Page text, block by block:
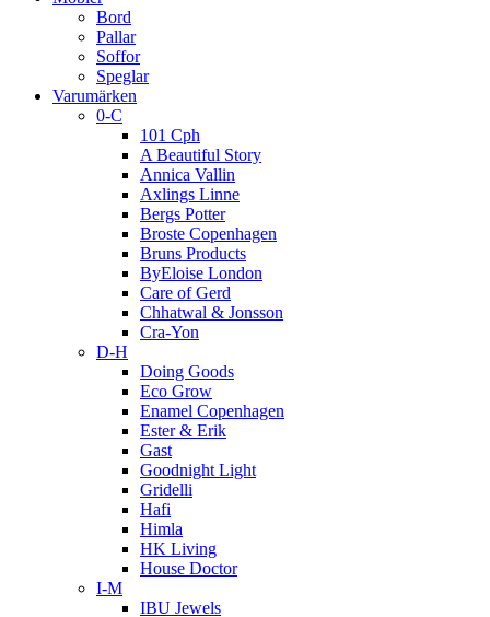
Bord
Pallar
Soffor
Speglar
Varumärken
0-C
101 Cph
A Beautiful Story
Annica Vallin
Axlings Linne
Bergs Potter
Broste Copenhagen
Bruns Products
ByEloise London
Care of Gerd
Chhatwal & Jonsson
Cra-Yon
D-H
Doing Goods
Eco Grow
Enamel Copenhagen
Ester & Erik
Gast
Goodnight Light
Gridelli
Hafi
Himla
HK Living
House Doctor
I-M
IBU Jewels